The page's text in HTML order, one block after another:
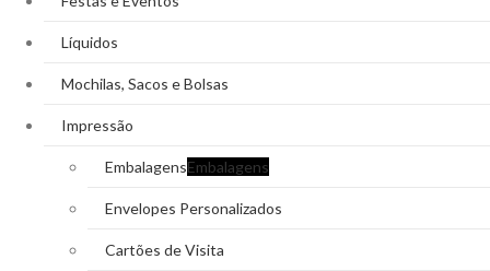
Líquidos
Mochilas, Sacos e Bolsas
Impressão
EmbalagensEmbalagens
Envelopes Personalizados
Cartões de Visita